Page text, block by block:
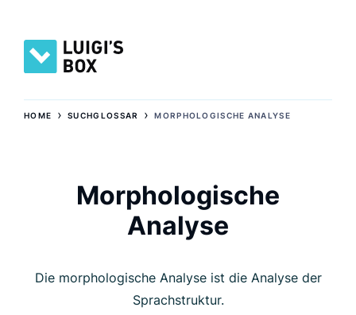
HOME ›SUCHGLOSSAR ›MORPHOLOGISCHE ANALYSE
Morphologische
Analyse
Die morphologische Analyse ist die Analyse der
Sprachstruktur.